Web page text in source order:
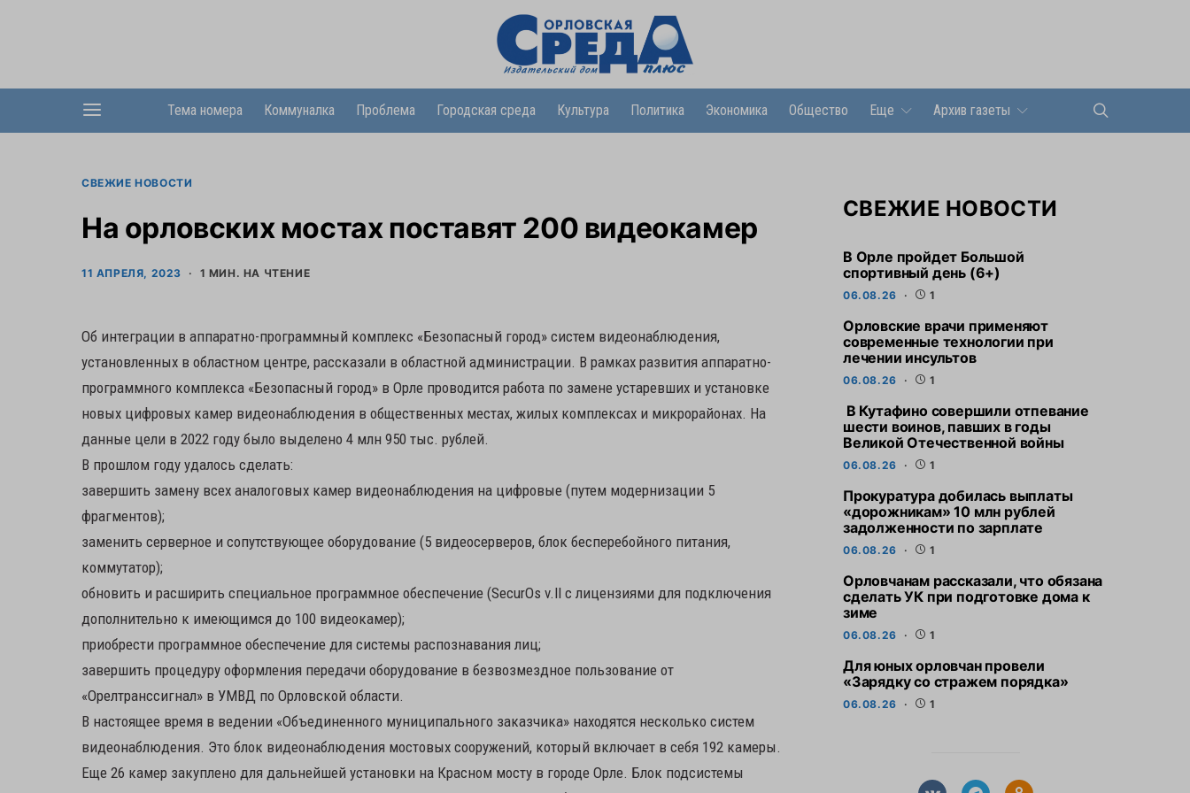
Тема номера Коммуналка Проблема Городская среда Культура Политика Экономика Общество Еще Архив газеты
СВЕЖИЕ НОВОСТИ
На орловских мостах поставят 200 видеокамер
11 АПРЕЛЯ, 2023 1 МИН. НА ЧТЕНИЕ
Об интеграции в аппаратно-программный комплекс «Безопасный город» систем видеонаблюдения,
установленных в областном центре, рассказали в областной администрации. В рамках развития аппаратно-
программного комплекса «Безопасный город» в Орле проводится работа по замене устаревших и установке
новых цифровых камер видеонаблюдения в общественных местах, жилых комплексах и микрорайонах. На
данные цели в 2022 году было выделено 4 млн 950 тыс. рублей.
В прошлом году удалось сделать:
завершить замену всех аналоговых камер видеонаблюдения на цифровые (путем модернизации 5
фрагментов);
заменить серверное и сопутствующее оборудование (5 видеосерверов, блок бесперебойного питания,
коммутатор);
обновить и расширить специальное программное обеспечение (SecurOs v.ll с лицензиями для подключения
дополнительно к имеющимся до 100 видеокамер);
приобрести программное обеспечение для системы распознавания лиц;
завершить процедуру оформления передачи оборудование в безвозмездное пользование от
«Орелтранссигнал» в УМВД по Орловской области.
В настоящее время в ведении «Объединенного муниципального заказчика» находятся несколько систем
видеонаблюдения. Это блок видеонаблюдения мостовых сооружений, который включает в себя 192 камеры.
Еще 26 камер закуплено для дальнейшей установки на Красном мосту в городе Орле. Блок подсистемы
СВЕЖИЕ НОВОСТИ
В Орле пройдет Большой
спортивный день (6+)
06.08.26 1
Орловские врачи применяют
современные технологии при
лечении инсультов
06.08.26 1
В Кутафино совершили отпевание
шести воинов, павших в годы
Великой Отечественной войны
06.08.26 1
Прокуратура добилась выплаты
«дорожникам» 10 млн рублей
задолженности по зарплате
06.08.26 1
Орловчанам рассказали, что обязана
сделать УК при подготовке дома к
зиме
06.08.26 1
Для юных орловчан провели
«Зарядку со стражем порядка»
06.08.26 1